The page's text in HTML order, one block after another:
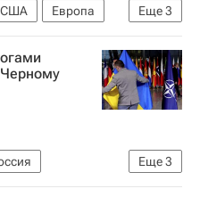
Еще3
США
Европа
Еще3
Украина